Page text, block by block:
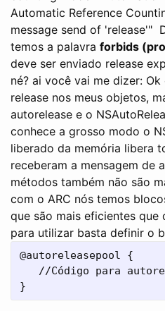
Automatic Reference
message send of 'release'"
temos a palavra forbids
deve ser enviado release
né? ai você vai me dizer:
release nos meus objetos,
autorelease e o
conhece a grosso modo o
liberado da memória libera
receberam a mensagem de
métodos também não são
com o ARC nós temos
que são mais eficientes que
para utilizar basta definir o
@autoreleasepool {
//Código para